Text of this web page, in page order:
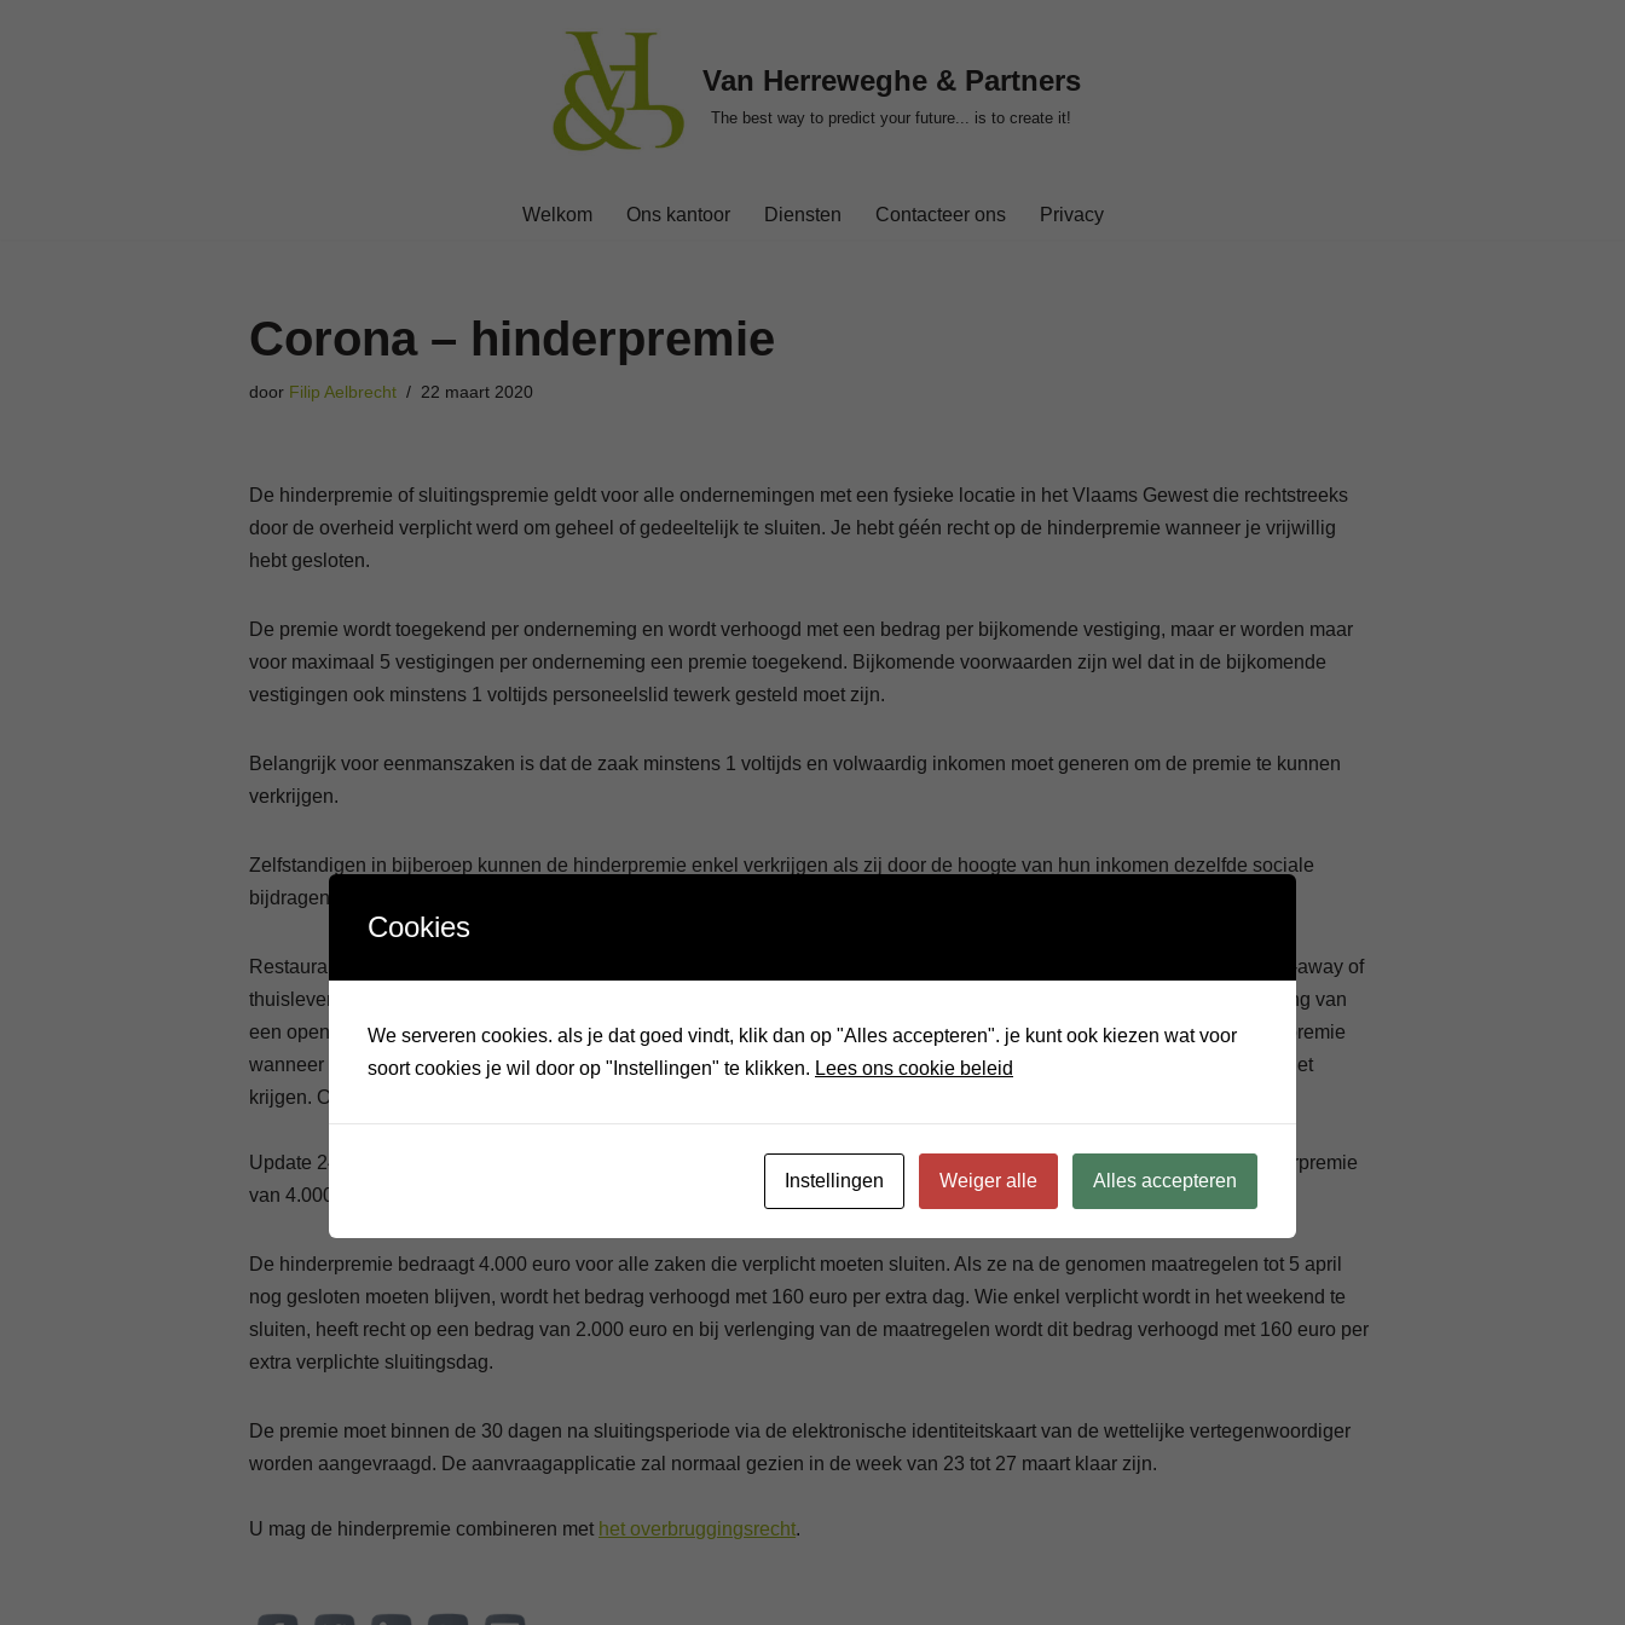
Van Herreweghe & Partners
The best way to predict your future... is to create it!
Welkom Ons kantoor Diensten Contacteer ons Privacy
Corona – hinderpremie
door Filip Aelbrecht 22 maart 2020
De hinderpremie of sluitingspremie geldt voor alle ondernemingen met een fysieke locatie in het Vlaams Gewest die rechtstreeks
door de overheid verplicht werd om geheel of gedeeltelijk te sluiten. Je hebt géén recht op de hinderpremie wanneer je vrijwillig
hebt gesloten.
De premie wordt toegekend per onderneming en wordt verhoogd met een bedrag per bijkomende vestiging, maar er worden maar
voor maximaal 5 vestigingen per onderneming een premie toegekend. Bijkomende voorwaarden zijn wel dat in de bijkomende
vestigingen ook minstens 1 voltijds personeelslid tewerk gesteld moet zijn.
Belangrijk voor eenmanszaken is dat de zaak minstens 1 voltijds en volwaardig inkomen moet generen om de premie te kunnen
verkrijgen.
Zelfstandigen in bijberoep kunnen de hinderpremie enkel verkrijgen als zij door de hoogte van hun inkomen dezelfde sociale
bijdragen moeten betalen als een zelfstandige in hoofdberoep.
Restaurants die hun zaak hebben moeten sluiten, maar in de periode van verplichte sluiting zijn overgeschakeld naar take-away of
thuislevering, hebben toch recht op het volledige bedrag. Ook marktkramers en foorkramers die getroffen zijn door de sluiting van
een openbare markt of kermis hebben recht op de hinderpremie. Personal coaches hebben enkel maar recht op de hinderpremie
wanneer zij ook een fysieke inrichting, zoals bv een studio, hebben. Garages zonder showroom kunnen de hinderpremie niet
krijgen. Ook vastgoedmakelaars hebben geen recht op de hinderpremie.
Update 24/03/2020: Kappers moeten vanaf 25 maart ook verplicht sluiten en hebben daarom ook recht op de corona hinderpremie
van 4.000 euro.
De hinderpremie bedraagt 4.000 euro voor alle zaken die verplicht moeten sluiten. Als ze na de genomen maatregelen tot 5 april
nog gesloten moeten blijven, wordt het bedrag verhoogd met 160 euro per extra dag. Wie enkel verplicht wordt in het weekend te
sluiten, heeft recht op een bedrag van 2.000 euro en bij verlenging van de maatregelen wordt dit bedrag verhoogd met 160 euro per
extra verplichte sluitingsdag.
De premie moet binnen de 30 dagen na sluitingsperiode via de elektronische identiteitskaart van de wettelijke vertegenwoordiger
worden aangevraagd. De aanvraagapplicatie zal normaal gezien in de week van 23 tot 27 maart klaar zijn.
U mag de hinderpremie combineren met het overbruggingsrecht.
Cookies
We serveren cookies. als je dat goed vindt, klik dan op "Alles accepteren". je kunt ook kiezen wat voor
soort cookies je wil door op "Instellingen" te klikken. Lees ons cookie beleid
Instellingen Weiger alle Alles accepteren